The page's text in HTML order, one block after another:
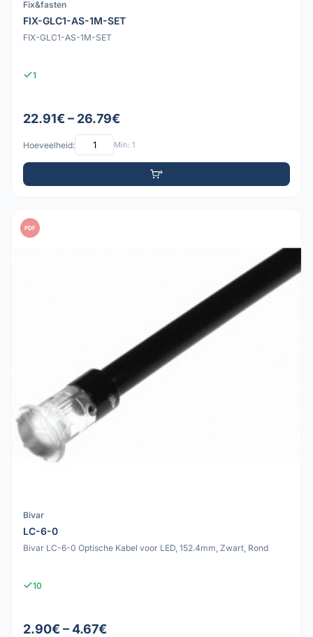
Fix&fasten
FIX-GLC1-AS-1M-SET
FIX-GLC1-AS-1M-SET
1
22.91€ – 26.79€
Hoeveelheid: Min: 1
PDF
Bivar
LC-6-0
Bivar LC-6-0 Optische Kabel voor LED, 152.4mm, Zwart, Rond
10
2.90€ – 4.67€